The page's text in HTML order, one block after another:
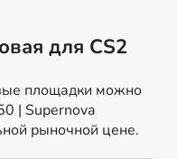
для CS2
площадки можно
| Supernova
рыночной цене.